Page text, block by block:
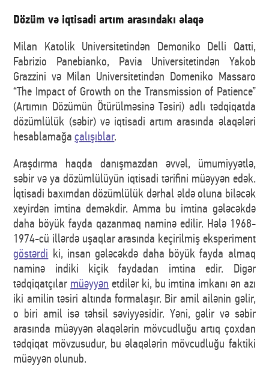
Dözüm və iqtisadi artım arasındakı əlaqə
Milan Katolik Universitetindən Demoniko Delli Qatti,
Fabrizio Panebianko, Pavia Universitetindən Yakob
Grazzini və Milan Universitetindən Domeniko Massaro
“The Impact of Growth on the Transmission of Patience”
(Artımın Dözümün Ötürülməsinə Təsiri) adlı tədqiqatda
dözümlülük (səbir) və iqtisadi artım arasında əlaqələri
hesablamağaçalışıblar.
Araşdırma haqda danışmazdan əvvəl, ümumiyyətlə,
səbir və ya dözümlülüyün iqtisadi tərifini müəyyən edək.
İqtisadi baxımdan dözümlülük dərhal əldə oluna biləcək
xeyirdən imtina deməkdir. Amma bu imtina gələcəkdə
daha böyük fayda qazanmaq naminə edilir. Hələ 1968-
1974-cü illərdə uşaqlar arasında keçirilmiş eksperiment
göstərdi ki, insan gələcəkdə daha böyük fayda almaq
naminə indiki kiçik faydadan imtina edir. Digər
tədqiqatçılar müəyyən etdilər ki, bu imtina imkanı ən azı
iki amilin təsiri altında formalaşır. Bir amil ailənin gəlir,
o biri amil isə təhsil səviyyəsidir. Yəni, gəlir və səbir
arasında müəyyən əlaqələrin mövcudluğu artıq çoxdan
tədqiqat mövzusudur, bu əlaqələrin mövcudluğu faktiki
müəyyən olunub.